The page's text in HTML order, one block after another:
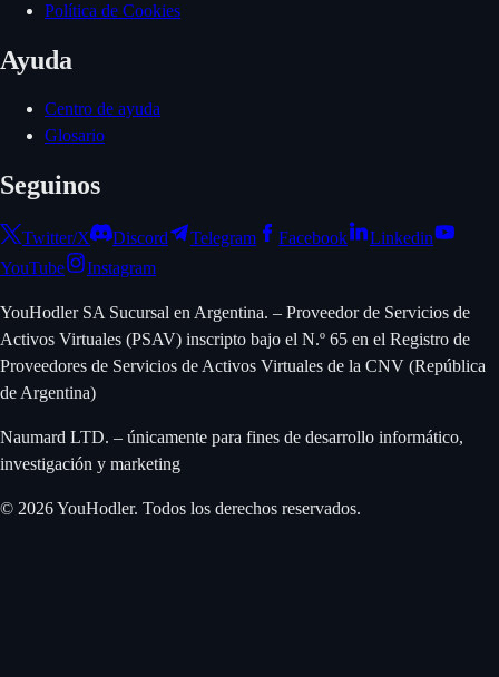
Política de Cookies
Ayuda
Centro de ayuda
Glosario
Seguinos
Twitter/X Discord Telegram Facebook
Linkedin
YouTube
Instagram
YouHodler SA Sucursal en Argentina. – Proveedor de Servicios de
Activos Virtuales (PSAV) inscripto bajo el N.º 65 en el Registro de
Proveedores de Servicios de Activos Virtuales de la CNV (República
de Argentina)
Naumard LTD. – únicamente para fines de desarrollo informático,
investigación y marketing
© 2026 YouHodler. Todos los derechos reservados.